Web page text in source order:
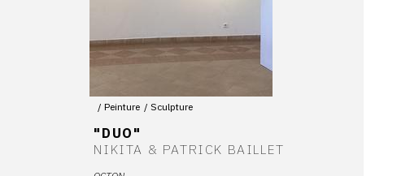
Peinture Sculpture
"DUO"
NIKITA & PATRICK BAILLET